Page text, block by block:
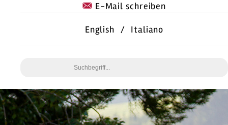
E-Mail schreiben
English / Italiano